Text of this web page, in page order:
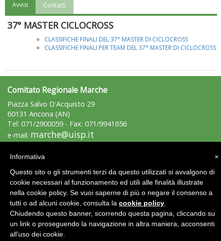
"Superare gli ostacoli": la relazione di Tiziano Pesce al CN Uisp
Luglio 2026: "Pensando con i piedi, si possono fare le
Avvisi Contatti
37° MASTER CICLOCROSS
CLASSIFICHE FINALI DEL 37° MASTER DI CICLOCROSS
CLASSIFICHE FINALI PER TEAM DEL 37° MASTER DI CICLOCROSS
Comitato Regionale Marche
Piazza Salvo D'Acquisto 29
60131 Ancona (AN)
Tel: 071/2900059 - Fax: 071/9941656
e-mail: marche@uisp.it
Area Riservata 2.0
×
Informativa
Questo sito o gli strumenti terzi da questo utilizzati si avvalgono di
cookie necessari al funzionamento ed utili alle finalità illustrate
nella cookie policy. Se vuoi saperne di più o negare il consenso a
tutti o ad alcuni cookie, consulta la cookie policy
Chiudendo questo banner, scorrendo questa pagina, cliccando su
un link o proseguendo la navigazione in altra maniera, acconsenti
all’uso dei cookie.